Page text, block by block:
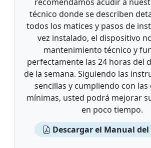
técnico donde se describen
todos los matices y pasos de
vez instalado, el dispositivo
mantenimiento técnico y
perfectamente las 24 horas del
de la semana. Siguiendo las
sencillas y cumpliendo con las
mínimas, usted podrá mejorar
en poco tiempo.
Descargar el Manual